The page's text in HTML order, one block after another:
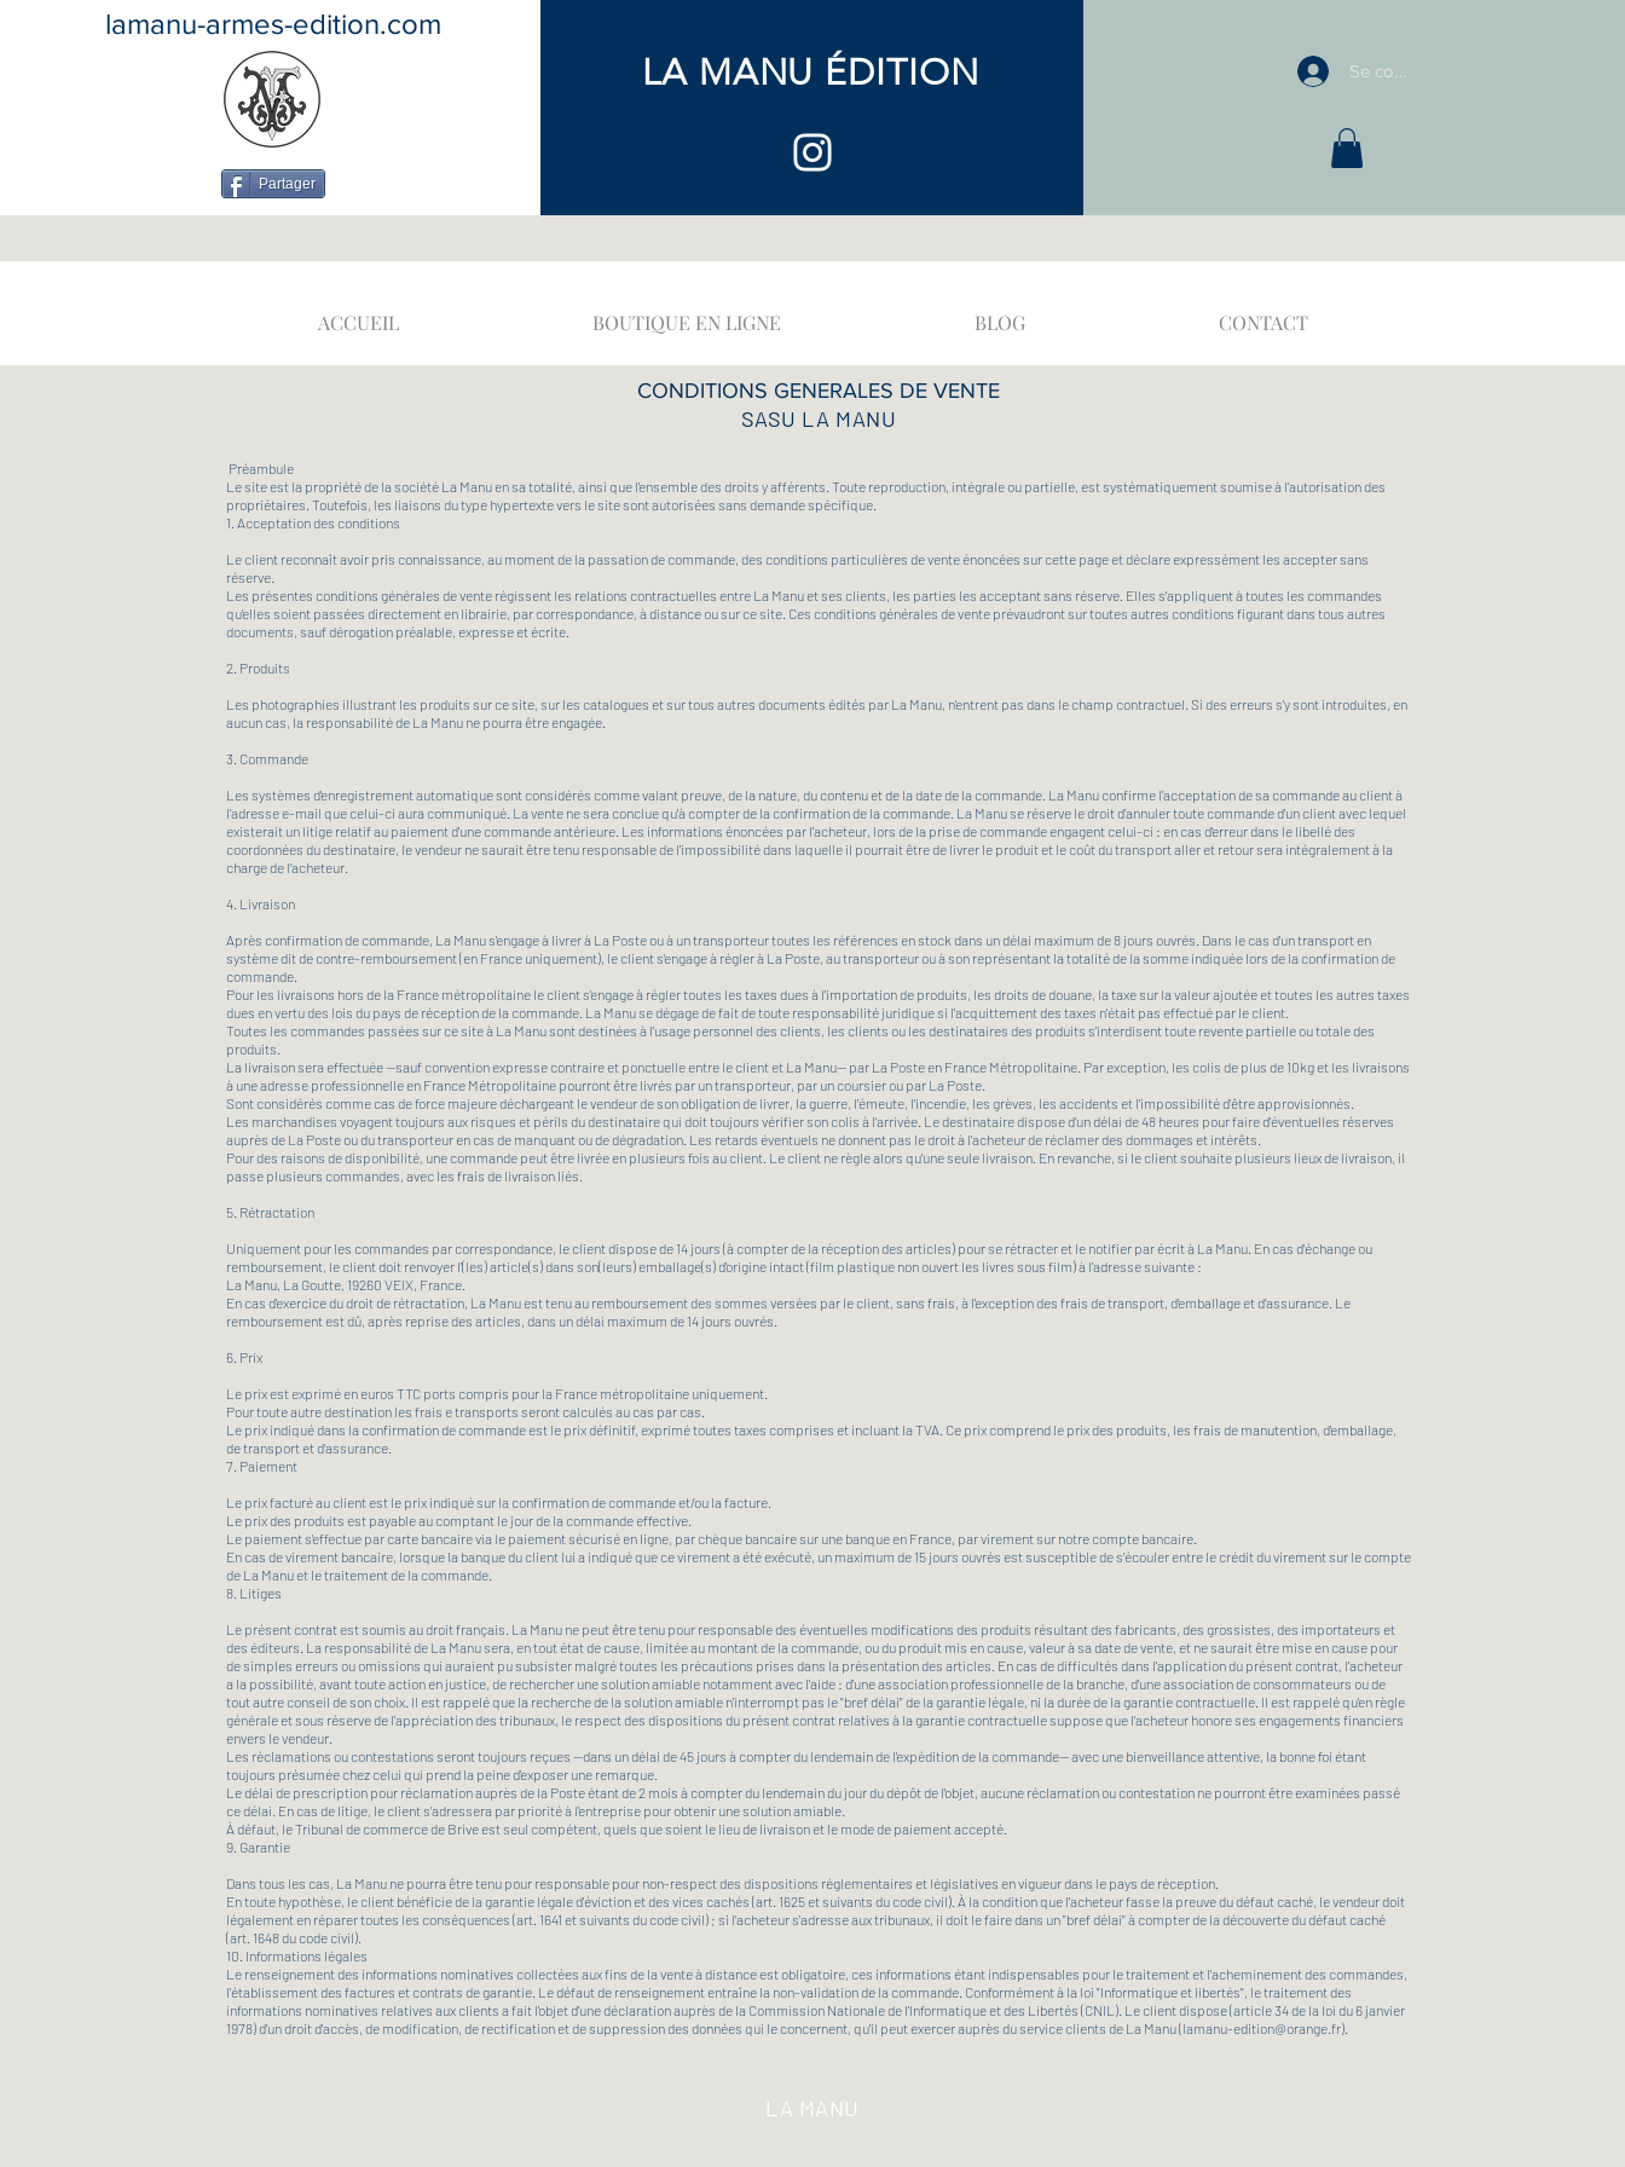
CONDITIONS GENERALES DE VENTE
SASU LA MANU
Préambule
Le site est la propriété de la société La Manu en sa totalité, ainsi que l'ensemble des droits y afférents. Toute reproduction, intégrale ou partielle, est systématiquement soumise à l'autorisation des
propriétaires. Toutefois, les liaisons du type hypertexte vers le site sont autorisées sans demande spécifique.
1. Acceptation des conditions
Le client reconnaît avoir pris connaissance, au moment de la passation de commande, des conditions particulières de vente énoncées sur cette page et déclare expressément les accepter sans
réserve.
Les présentes conditions générales de vente régissent les relations contractuelles entre La Manu et ses clients, les parties les acceptant sans réserve. Elles s’appliquent à toutes les commandes
qu’elles soient passées directement en librairie, par correspondance, à distance ou sur ce site. Ces conditions générales de vente prévaudront sur toutes autres conditions figurant dans tous autres
documents, sauf dérogation préalable, expresse et écrite.
2. Produits
Les photographies illustrant les produits sur ce site, sur les catalogues et sur tous autres documents édités par La Manu, n'entrent pas dans le champ contractuel. Si des erreurs s'y sont introduites, en
aucun cas, la responsabilité de La Manu ne pourra être engagée.
3. Commande
Les systèmes d'enregistrement automatique sont considérés comme valant preuve, de la nature, du contenu et de la date de la commande. La Manu confirme l'acceptation de sa commande au client à
l'adresse e-mail que celui-ci aura communiqué. La vente ne sera conclue qu'à compter de la confirmation de la commande. La Manu se réserve le droit d'annuler toute commande d'un client avec lequel
existerait un litige relatif au paiement d'une commande antérieure. Les informations énoncées par l'acheteur, lors de la prise de commande engagent celui-ci : en cas d'erreur dans le libellé des
coordonnées du destinataire, le vendeur ne saurait être tenu responsable de l'impossibilité dans laquelle il pourrait être de livrer le produit et le coût du transport aller et retour sera intégralement à la
charge de l’acheteur.
4. Livraison
Après confirmation de commande, La Manu s'engage à livrer à La Poste ou à un transporteur toutes les références en stock dans un délai maximum de 8 jours ouvrés. Dans le cas d'un transport en
système dit de contre-remboursement (en France uniquement), le client s'engage à régler à La Poste, au transporteur ou à son représentant la totalité de la somme indiquée lors de la confirmation de
commande.
Pour les livraisons hors de la France métropolitaine le client s'engage à régler toutes les taxes dues à l'importation de produits, les droits de douane, la taxe sur la valeur ajoutée et toutes les autres taxes
dues en vertu des lois du pays de réception de la commande. La Manu se dégage de fait de toute responsabilité juridique si l'acquittement des taxes n'était pas effectué par le client.
Toutes les commandes passées sur ce site à La Manu sont destinées à l'usage personnel des clients, les clients ou les destinataires des produits s'interdisent toute revente partielle ou totale des
produits.
La livraison sera effectuée —sauf convention expresse contraire et ponctuelle entre le client et La Manu— par La Poste en France Métropolitaine. Par exception, les colis de plus de 10kg et les livraisons
à une adresse professionnelle en France Métropolitaine pourront être livrés par un transporteur, par un coursier ou par La Poste.
Sont considérés comme cas de force majeure déchargeant le vendeur de son obligation de livrer, la guerre, l'émeute, l'incendie, les grèves, les accidents et l'impossibilité d'être approvisionnés.
Les marchandises voyagent toujours aux risques et périls du destinataire qui doit toujours vérifier son colis à l'arrivée. Le destinataire dispose d'un délai de 48 heures pour faire d'éventuelles réserves
auprès de La Poste ou du transporteur en cas de manquant ou de dégradation. Les retards éventuels ne donnent pas le droit à l'acheteur de réclamer des dommages et intérêts.
Pour des raisons de disponibilité, une commande peut être livrée en plusieurs fois au client. Le client ne règle alors qu'une seule livraison. En revanche, si le client souhaite plusieurs lieux de livraison, il
passe plusieurs commandes, avec les frais de livraison liés.
5. Rétractation
Uniquement pour les commandes par correspondance, le client dispose de 14 jours (à compter de la réception des articles) pour se rétracter et le notifier par écrit à La Manu. En cas d'échange ou
remboursement, le client doit renvoyer l'(les) article(s) dans son(leurs) emballage(s) d'origine intact (film plastique non ouvert les livres sous film) à l'adresse suivante :
La Manu, La Goutte, 19260 VEIX, France.
En cas d'exercice du droit de rétractation, La Manu est tenu au remboursement des sommes versées par le client, sans frais, à l'exception des frais de transport, d’emballage et d’assurance. Le
remboursement est dû, après reprise des articles, dans un délai maximum de 14 jours ouvrés.
6. Prix
Le prix est exprimé en euros TTC ports compris pour la France métropolitaine uniquement.
Pour toute autre destination les frais e transports seront calculés au cas par cas.
Le prix indiqué dans la confirmation de commande est le prix définitif, exprimé toutes taxes comprises et incluant la TVA. Ce prix comprend le prix des produits, les frais de manutention, d'emballage,
de transport et d’assurance.
7. Paiement
Le prix facturé au client est le prix indiqué sur la confirmation de commande et/ou la facture.
Le prix des produits est payable au comptant le jour de la commande effective.
Le paiement s'effectue par carte bancaire via le paiement sécurisé en ligne, par chèque bancaire sur une banque en France, par virement sur notre compte bancaire.
En cas de virement bancaire, lorsque la banque du client lui a indiqué que ce virement a été exécuté, un maximum de 15 jours ouvrés est susceptible de s’écouler entre le crédit du virement sur le compte
de La Manu et le traitement de la commande.
8. Litiges
Le présent contrat est soumis au droit français. La Manu ne peut être tenu pour responsable des éventuelles modifications des produits résultant des fabricants, des grossistes, des importateurs et
des éditeurs. La responsabilité de La Manu sera, en tout état de cause, limitée au montant de la commande, ou du produit mis en cause, valeur à sa date de vente, et ne saurait être mise en cause pour
de simples erreurs ou omissions qui auraient pu subsister malgré toutes les précautions prises dans la présentation des articles. En cas de difficultés dans l'application du présent contrat, l'acheteur
a la possibilité, avant toute action en justice, de rechercher une solution amiable notamment avec l'aide : d'une association professionnelle de la branche, d'une association de consommateurs ou de
tout autre conseil de son choix. Il est rappelé que la recherche de la solution amiable n'interrompt pas le "bref délai" de la garantie légale, ni la durée de la garantie contractuelle. Il est rappelé qu'en règle
générale et sous réserve de l'appréciation des tribunaux, le respect des dispositions du présent contrat relatives à la garantie contractuelle suppose que l'acheteur honore ses engagements financiers
envers le vendeur.
Les réclamations ou contestations seront toujours reçues —dans un délai de 45 jours à compter du lendemain de l'expédition de la commande— avec une bienveillance attentive, la bonne foi étant
toujours présumée chez celui qui prend la peine d'exposer une remarque.
Le délai de prescription pour réclamation auprès de la Poste étant de 2 mois à compter du lendemain du jour du dépôt de l'objet, aucune réclamation ou contestation ne pourront être examinées passé
ce délai. En cas de litige, le client s'adressera par priorité à l'entreprise pour obtenir une solution amiable.
À défaut, le Tribunal de commerce de Brive est seul compétent, quels que soient le lieu de livraison et le mode de paiement accepté.
9. Garantie
Dans tous les cas, La Manu ne pourra être tenu pour responsable pour non-respect des dispositions réglementaires et législatives en vigueur dans le pays de réception.
En toute hypothèse, le client bénéficie de la garantie légale d'éviction et des vices cachés (art. 1625 et suivants du code civil). À la condition que l'acheteur fasse la preuve du défaut caché, le vendeur doit
légalement en réparer toutes les conséquences (art. 1641 et suivants du code civil) ; si l'acheteur s'adresse aux tribunaux, il doit le faire dans un "bref délai" à compter de la découverte du défaut caché
(art. 1648 du code civil).
10. Informations légales
Le renseignement des informations nominatives collectées aux fins de la vente à distance est obligatoire, ces informations étant indispensables pour le traitement et l'acheminement des commandes,
l'établissement des factures et contrats de garantie. Le défaut de renseignement entraîne la non-validation de la commande. Conformément à la loi "Informatique et libertés", le traitement des
informations nominatives relatives aux clients a fait l'objet d'une déclaration auprès de la Commission Nationale de l'Informatique et des Libertés (CNIL). Le client dispose (article 34 de la loi du 6 janvier
1978) d'un droit d'accès, de modification, de rectification et de suppression des données qui le concernent, qu'il peut exercer auprès du service clients de La Manu (lamanu-edition@orange.fr).
ACCUEIL BOUTIQUE EN LIGNE BLOG CONTACT
lamanu-armes-edition.com
Partager
LA MANU ÉDITION Se connecter
LA MANU